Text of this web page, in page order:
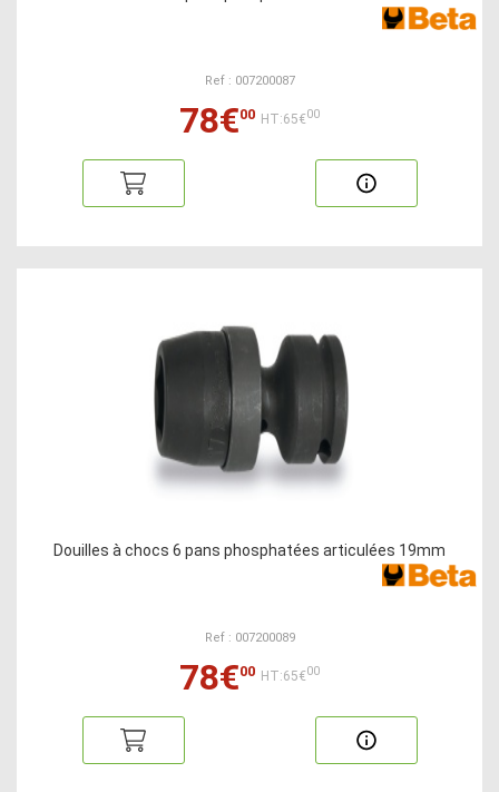
Ref : 007200087
78€00 HT:65€00
Douilles à chocs 6 pans phosphatées articulées 19mm
Ref : 007200089
78€00 HT:65€00